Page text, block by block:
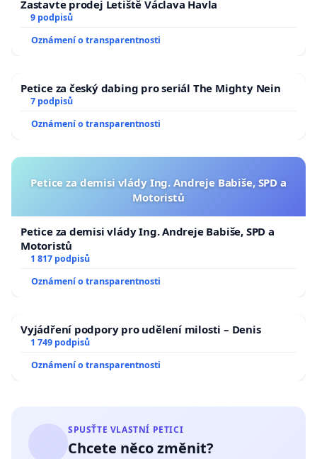
k otázkám tlaku na proočkovanost populace, jehož
vašem postoji budeme rádi na tiskové konferenci
S úctou,
Spolek Rozalio, Institut Pro Libertate a Sdružení
Jménem občanů České republiky
Podepište tuto petici a sdílejte ji, abychom
společně zajistili, že hlas občanů bude slyšet!
Svou podporu můžete vyjádřit i prostřednictvím
transparentního účtu 2600037973/2010,
Zastavte prodej Letiště Václava Havla
9 podpisů
Oznámení o transparentnosti
Petice za český dabing pro seriál The Mighty Nein
7 podpisů
Oznámení o transparentnosti
Petice za demisi vlády Ing. Andreje Babiše, SPD a
Motoristů
Petice za demisi vlády Ing. Andreje Babiše, SPD a
Motoristů
1 817 podpisů
Oznámení o transparentnosti
Vyjádření podpory pro udělení milosti – Denis
1 749 podpisů
Oznámení o transparentnosti
SPUSŤTE VLASTNÍ PETICI
Chcete něco změnit?